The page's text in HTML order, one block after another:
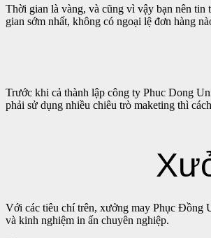
Thời gian là vàng, và cũng vì vậy bạn nên
gian sớm nhất, không có ngoại lệ đơn hàng
Trước khi cả thành lập công ty Phuc Dong
phải sử dụng nhiều chiêu trò maketing thì
Với các tiêu chí trên, xưởng may Phục Đồng
và kinh nghiệm in ấn chuyên nghiệp.